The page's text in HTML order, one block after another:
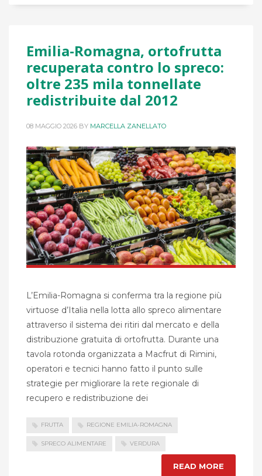
Emilia-Romagna, ortofrutta
recuperata contro lo spreco:
oltre 235 mila tonnellate
redistribuite dal 2012
08 MAGGIO 2026 BY MARCELLA ZANELLATO
L’Emilia-Romagna si conferma tra la regione più
virtuose d’Italia nella lotta allo spreco alimentare
attraverso il sistema dei ritiri dal mercato e della
distribuzione gratuita di ortofrutta. Durante una
tavola rotonda organizzata a Macfrut di Rimini,
operatori e tecnici hanno fatto il punto sulle
strategie per migliorare la rete regionale di
recupero e redistribuzione dei
FRUTTA REGIONE EMILIA-ROMAGNA
SPRECO ALIMENTARE VERDURA
READ MORE